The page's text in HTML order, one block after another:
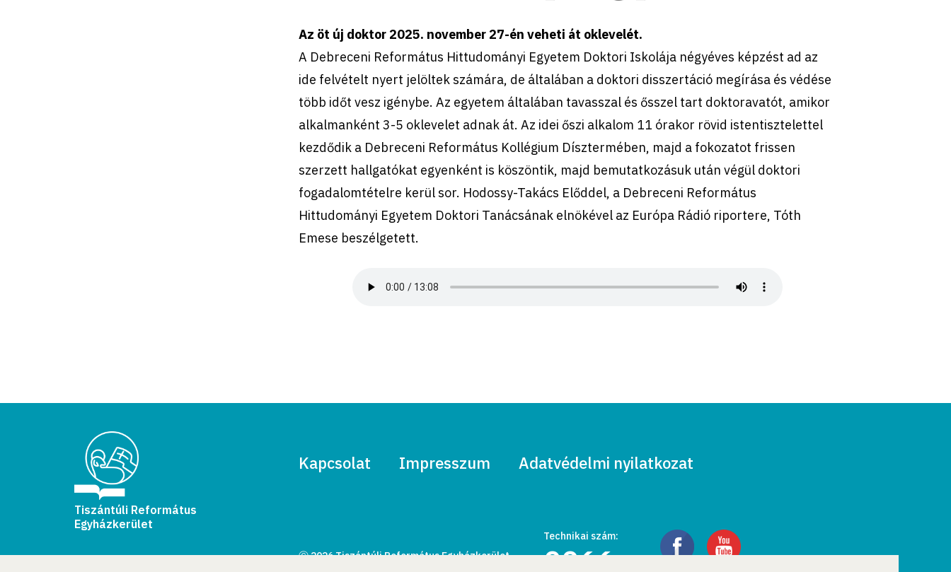
Az öt új doktor 2025. november 27-én veheti át oklevelét.
A Debreceni Református Hittudományi Egyetem Doktori Iskolája négyéves képzést ad az
ide felvételt nyert jelöltek számára, de általában a doktori disszertáció megírása és védése
több időt vesz igénybe. Az egyetem általában tavasszal és ősszel tart doktoravatót, amikor
alkalmanként 3-5 oklevelet adnak át. Az idei őszi alkalom 11 órakor rövid istentisztelettel
kezdődik a Debreceni Református Kollégium Dísztermében, majd a fokozatot frissen
szerzett hallgatókat egyenként is köszöntik, majd bemutatkozásuk után végül doktori
fogadalomtételre kerül sor. Hodossy-Takács Előddel, a Debreceni Református
Hittudományi Egyetem Doktori Tanácsának elnökével az Európa Rádió riportere, Tóth
Emese beszélgetett.
Tiszántúli Református
Egyházkerület
Kapcsolat Impresszum Adatvédelmi nyilatkozat
Ⓒ 2026 Tiszántúli Református Egyházkerület.
Technikai szám:
0066